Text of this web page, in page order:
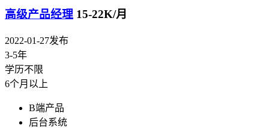
高级产品经理 15-22K/月
2022-01-27发布
3-5年
学历不限
6个月以上
B端产品
后台系统